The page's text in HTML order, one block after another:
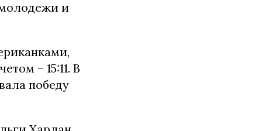
и
– 15:11. В
победу